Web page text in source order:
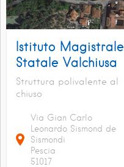
Istituto Magistrale
Statale Valchiusa
Struttura polivalente al
chiuso
Via Gian Carlo
Leonardo Sismond de
Sismondi
Pescia
51017